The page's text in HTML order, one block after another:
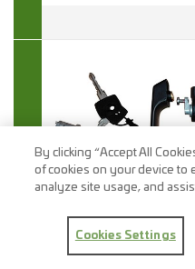
By clicking “Accept All
of cookies on your device to
analyze site usage, and
Cookies Settings